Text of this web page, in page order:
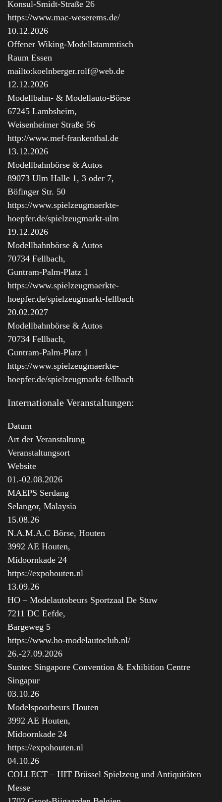
Konsul-Smidt-Straße 26
https://www.mac-weserems.de/
10.12.2026
Offener Wiking-Modellstammtisch
Raum Essen
mailto:koelnberger.rolf@web.de
12.12.2026
Modellbahn- & Modellauto-Börse
67245 Lambsheim,
Weisenheimer Straße 56
http://www.mef-frankenthal.de
13.12.2026
Modellbahnbörse & Autos
89073 Ulm Halle 1, 3 oder 7,
Böfinger Str. 50
https://www.spielzeugmaerkte-
hoepfer.de/spielzeugmarkt-ulm
19.12.2026
Modellbahnbörse & Autos
70734 Fellbach,
Guntram-Palm-Platz 1
https://www.spielzeugmaerkte-
hoepfer.de/spielzeugmarkt-fellbach
20.02.2027
Modellbahnbörse & Autos
70734 Fellbach,
Guntram-Palm-Platz 1
https://www.spielzeugmaerkte-
hoepfer.de/spielzeugmarkt-fellbach
Internationale Veranstaltungen:
Datum
Art der Veranstaltung
Veranstaltungsort
Website
01.-02.08.2026
MAEPS Serdang
Selangor, Malaysia
15.08.26
N.A.M.A.C Börse, Houten
3992 AE Houten,
Midoornkade 24
https://expohouten.nl
13.09.26
HO – Modelautobeurs Sportzaal De Stuw
7211 DC Eefde,
Bargeweg 5
https://www.ho-modelautoclub.nl/
26.-27.09.2026
Suntec Singapore Convention & Exhibition Centre
Singapur
03.10.26
Modelspoorbeurs Houten
3992 AE Houten,
Midoornkade 24
https://expohouten.nl
04.10.26
COLLECT – HIT Brüssel Spielzeug und Antiquitäten
Messe